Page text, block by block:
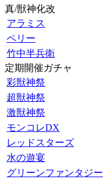
真/獣神化改
アラミス
ペリー
竹中半兵衛
定期開催ガチャ
彩獣神祭
超獣神祭
激獣神祭
モンコレDX
レッドスターズ
水の遊宴
グリーンファンタジー